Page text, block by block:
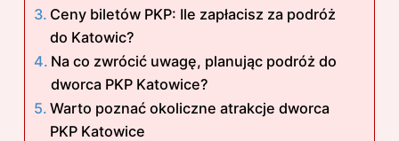
Ceny biletów PKP: Ile zapłacisz za podróż
do Katowic?
Na co zwrócić uwagę, planując podróż do
dworca PKP Katowice?
Warto poznać okoliczne atrakcje dworca
PKP Katowice